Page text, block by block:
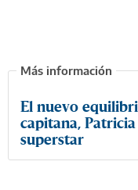
El nuevo
capitana,
superstar